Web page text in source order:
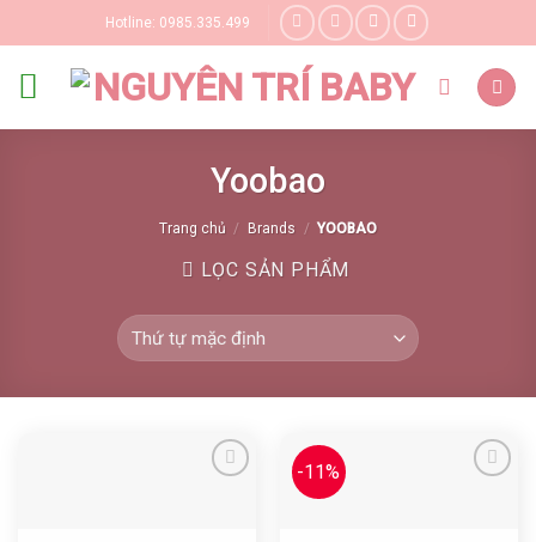
to
content
Hotline: 0985.335.499
Yoobao
Trang chủ / Brands / YOOBAO
LỌC SẢN PHẨM
-11%